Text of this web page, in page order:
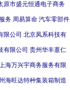
原市盛元恒通电子商务
务 周易算命 汽车零部件
限公司 北京凤系科技有
有限公司 贵州华丰薏仁
海万兴宇商务服务有限
海旺达特种集装箱制造